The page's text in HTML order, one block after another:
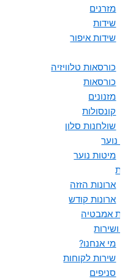
מזרנים
שידות
שידות איפור
כורסאות טלוויזיה
כורסאות
מזנונים
קונסולות
שולחנות סלון
נוער
מיטות נוער
ארונות הזזה
ארונות קודש
אמבטיה
ושירות
מי אנחנו?
שירות לקוחות
סניפים